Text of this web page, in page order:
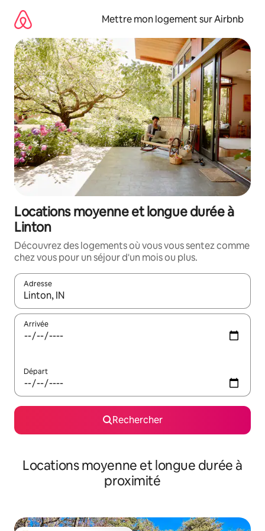
directement
contenu
Mettre mon logement sur Airbnb
Locations moyenne et longue durée à
Linton
Découvrez des logements où vous vous sentez comme
chez vous pour un séjour d'un mois ou plus.
Adresse
Lorsque les résultats s'affichent, utilisez les flèches vers le
Arrivée
Départ
Rechercher
Locations moyenne et longue durée à
proximité